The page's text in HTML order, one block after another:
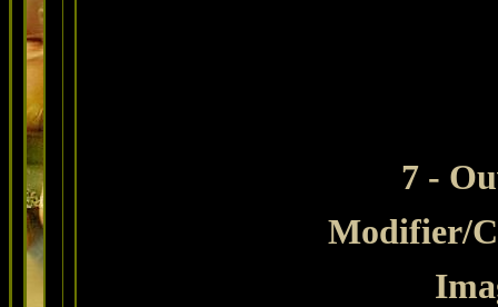
7 -
Modifier/